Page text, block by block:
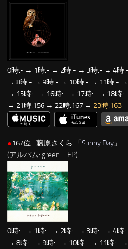
0時:- → 1時:- → 2時:- → 3時:- → 4時
→ 8時:- → 9時:- → 10時:- → 11時:-
→ 15時:- → 16時:- → 17時:- → 18時:-
→ 21時:156 → 22時:167 → 23時:163
●167位…藤原さくら 「Sunny Day 」
(アルバム: green – EP)
0時:- → 1時:- → 2時:- → 3時:- → 4時
→ 8時:- → 9時:- → 10時:- → 11時:-